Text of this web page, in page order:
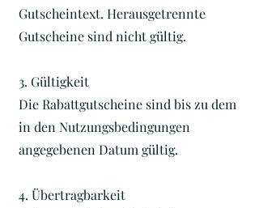
Gutscheintext. Herausgetrennte
Gutscheine sind nicht gültig.
3. Gültigkeit
Die Rabattgutscheine sind bis zu dem
in den Nutzungsbedingungen
angegebenen Datum gültig.
4. Übertragbarkeit